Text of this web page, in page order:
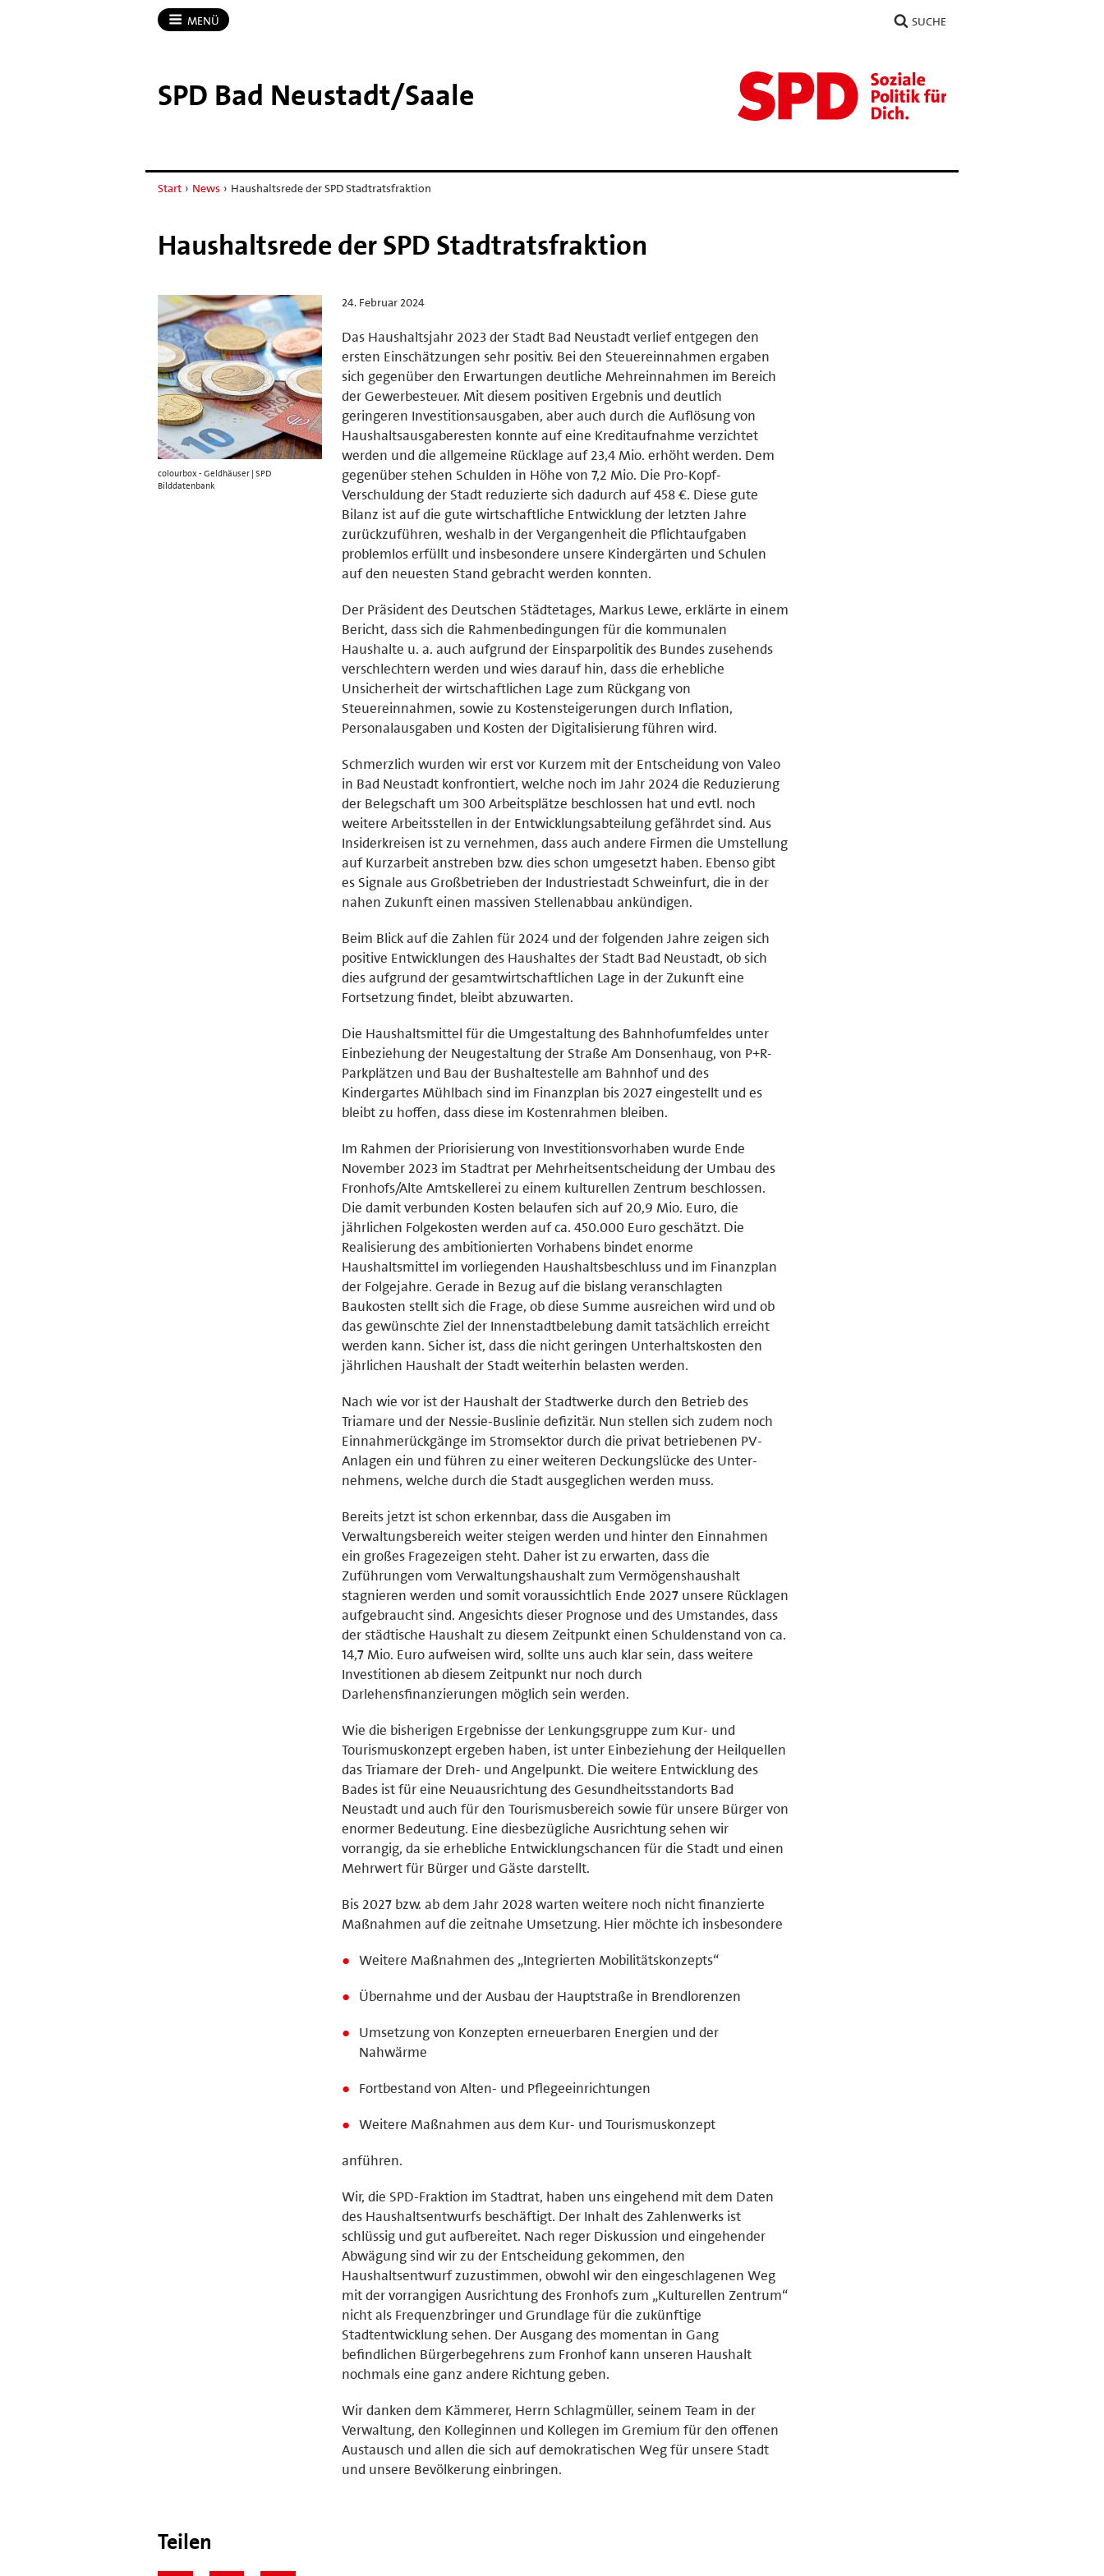
MENÜ SUCHE
SPD Bad Neustadt/​Saale
Start › News › Haushaltsrede der SPD Stadtratsfraktion
Haushaltsrede der SPD Stadtratsfraktion
colourbox - Geldhäuser | SPD
Bilddatenbank
24. Februar 2024
Das Haushaltsjahr 2023 der Stadt Bad Neustadt verlief entgegen den
ersten Einschätzungen sehr positiv. Bei den Steuereinnahmen ergaben
sich gegenüber den Erwartungen deutliche Mehreinnahmen im Bereich
der Gewerbesteuer. Mit diesem positiven Ergebnis und deutlich
geringeren Investitionsausgaben, aber auch durch die Auflösung von
Haushaltsausgaberesten konnte auf eine Kreditaufnahme verzichtet
werden und die allgemeine Rücklage auf 23,4 Mio. erhöht werden. Dem
gegenüber stehen Schulden in Höhe von 7,2 Mio. Die Pro-Kopf-
Verschuldung der Stadt reduzierte sich dadurch auf 458 €. Diese gute
Bilanz ist auf die gute wirtschaftliche Entwicklung der letzten Jahre
zurückzuführen, weshalb in der Vergangenheit die Pflichtaufgaben
problemlos erfüllt und insbesondere unsere Kindergärten und Schulen
auf den neuesten Stand gebracht werden konnten.
Der Präsident des Deutschen Städtetages, Markus Lewe, erklärte in einem
Bericht, dass sich die Rahmenbedingungen für die kommunalen
Haushalte u. a. auch aufgrund der Einsparpolitik des Bundes zusehends
verschlechtern werden und wies darauf hin, dass die erhebliche
Unsicherheit der wirtschaftlichen Lage zum Rückgang von
Steuereinnahmen, sowie zu Kostensteigerungen durch Inflation,
Personalausgaben und Kosten der Digitalisierung führen wird.
Schmerzlich wurden wir erst vor Kurzem mit der Entscheidung von Valeo
in Bad Neustadt konfrontiert, welche noch im Jahr 2024 die Reduzierung
der Belegschaft um 300 Arbeitsplätze beschlossen hat und evtl. noch
weitere Arbeitsstellen in der Entwicklungsabteilung gefährdet sind. Aus
Insiderkreisen ist zu vernehmen, dass auch andere Firmen die Umstellung
auf Kurzarbeit anstreben bzw. dies schon umgesetzt haben. Ebenso gibt
es Signale aus Großbetrieben der Industriestadt Schweinfurt, die in der
nahen Zukunft einen massiven Stellenabbau ankündigen.
Beim Blick auf die Zahlen für 2024 und der folgenden Jahre zeigen sich
positive Entwicklungen des Haushaltes der Stadt Bad Neustadt, ob sich
dies aufgrund der gesamtwirtschaftlichen Lage in der Zukunft eine
Fortsetzung findet, bleibt abzuwarten.
Die Haushaltsmittel für die Umgestaltung des Bahnhofumfeldes unter
Einbeziehung der Neugestaltung der Straße Am Donsenhaug, von P+R-
Parkplätzen und Bau der Bushaltestelle am Bahnhof und des
Kindergartes Mühlbach sind im Finanzplan bis 2027 eingestellt und es
bleibt zu hoffen, dass diese im Kostenrahmen bleiben.
Im Rahmen der Priorisierung von Investitionsvorhaben wurde Ende
November 2023 im Stadtrat per Mehrheitsentscheidung der Umbau des
Fronhofs/Alte Amtskellerei zu einem kulturellen Zentrum beschlossen.
Die damit verbunden Kosten belaufen sich auf 20,9 Mio. Euro, die
jährlichen Folgekosten werden auf ca. 450.000 Euro geschätzt. Die
Realisierung des ambitionierten Vorhabens bindet enorme
Haushaltsmittel im vorliegenden Haushaltsbeschluss und im Finanzplan
der Folgejahre. Gerade in Bezug auf die bislang veranschlagten
Baukosten stellt sich die Frage, ob diese Summe ausreichen wird und ob
das gewünschte Ziel der Innenstadtbelebung damit tatsächlich erreicht
werden kann. Sicher ist, dass die nicht geringen Unterhaltskosten den
jährlichen Haushalt der Stadt weiterhin belasten werden.
Nach wie vor ist der Haushalt der Stadtwerke durch den Betrieb des
Triamare und der Nessie-Buslinie defizitär. Nun stellen sich zudem noch
Einnahmerückgänge im Stromsektor durch die privat betriebenen PV-
Anlagen ein und führen zu einer weiteren Deckungslücke des Unter-
nehmens, welche durch die Stadt ausgeglichen werden muss.
Bereits jetzt ist schon erkennbar, dass die Ausgaben im
Verwaltungsbereich weiter steigen werden und hinter den Einnahmen
ein großes Fragezeigen steht. Daher ist zu erwarten, dass die
Zuführungen vom Verwaltungshaushalt zum Vermögenshaushalt
stagnieren werden und somit voraussichtlich Ende 2027 unsere Rücklagen
aufgebraucht sind. Angesichts dieser Prognose und des Umstandes, dass
der städtische Haushalt zu diesem Zeitpunkt einen Schuldenstand von ca.
14,7 Mio. Euro aufweisen wird, sollte uns auch klar sein, dass weitere
Investitionen ab diesem Zeitpunkt nur noch durch
Darlehensfinanzierungen möglich sein werden.
Wie die bisherigen Ergebnisse der Lenkungsgruppe zum Kur- und
Tourismuskonzept ergeben haben, ist unter Einbeziehung der Heilquellen
das Triamare der Dreh- und Angelpunkt. Die weitere Entwicklung des
Bades ist für eine Neuausrichtung des Gesundheitsstandorts Bad
Neustadt und auch für den Tourismusbereich sowie für unsere Bürger von
enormer Bedeutung. Eine diesbezügliche Ausrichtung sehen wir
vorrangig, da sie erhebliche Entwicklungschancen für die Stadt und einen
Mehrwert für Bürger und Gäste darstellt.
Bis 2027 bzw. ab dem Jahr 2028 warten weitere noch nicht finanzierte
Maßnahmen auf die zeitnahe Umsetzung. Hier möchte ich insbesondere
Weitere Maßnahmen des „Integrierten Mobilitätskonzepts“
Übernahme und der Ausbau der Hauptstraße in Brendlorenzen
Umsetzung von Konzepten erneuerbaren Energien und der
Nahwärme
Fortbestand von Alten- und Pflegeeinrichtungen
Weitere Maßnahmen aus dem Kur- und Tourismuskonzept
anführen.
Wir, die SPD-Fraktion im Stadtrat, haben uns eingehend mit dem Daten
des Haushaltsentwurfs beschäftigt. Der Inhalt des Zahlenwerks ist
schlüssig und gut aufbereitet. Nach reger Diskussion und eingehender
Abwägung sind wir zu der Entscheidung gekommen, den
Haushaltsentwurf zuzustimmen, obwohl wir den eingeschlagenen Weg
mit der vorrangigen Ausrichtung des Fronhofs zum „Kulturellen Zentrum“
nicht als Frequenzbringer und Grundlage für die zukünftige
Stadtentwicklung sehen. Der Ausgang des momentan in Gang
befindlichen Bürgerbegehrens zum Fronhof kann unseren Haushalt
nochmals eine ganz andere Richtung geben.
Wir danken dem Kämmerer, Herrn Schlagmüller, seinem Team in der
Verwaltung, den Kolleginnen und Kollegen im Gremium für den offenen
Austausch und allen die sich auf demokratischen Weg für unsere Stadt
und unsere Bevölkerung einbringen.
Teilen